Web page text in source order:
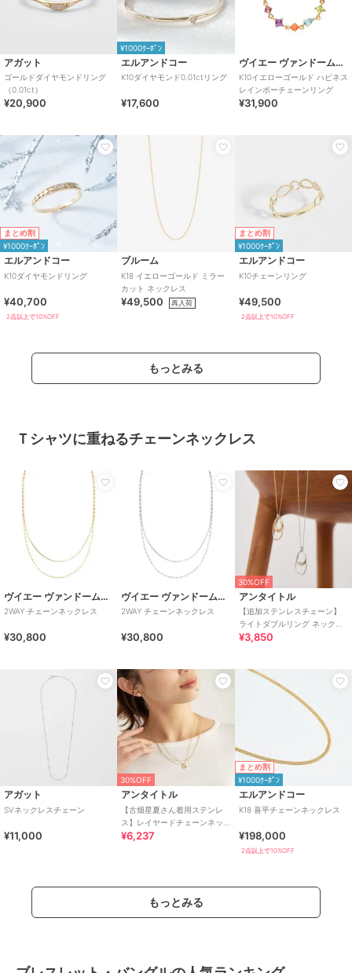
アガット
ゴールドダイヤモンドリング
（0.01ct）
¥20,900
¥1000ｸｰﾎﾟﾝ
エルアンドコー
K10ダイヤモンド0.01ctリング
¥17,600
ヴイエー ヴァンドーム青山
K10イエローゴールド ハピネス
レインボーチェーンリング
¥31,900
まとめ割
¥1000ｸｰﾎﾟﾝ
エルアンドコー
K10ダイヤモンドリング
¥40,700
2点以上で10%OFF
ブルーム
K18 イエローゴールド ミラー
カット ネックレス
¥49,500 再入荷
まとめ割
¥1000ｸｰﾎﾟﾝ
エルアンドコー
K10チェーンリング
¥49,500
2点以上で10%OFF
もっとみる
Ｔシャツに重ねるチェーンネックレス
ヴイエー ヴァンドーム青山
2WAY チェーンネックレス
¥30,800
ヴイエー ヴァンドーム青山
2WAY チェーンネックレス
¥30,800
30%OFF
アンタイトル
【追加ステンレスチェーン】
ライトダブルリング ネックレ
ス
¥3,850
アガット
SVネックレスチェーン
¥11,000
30%OFF
アンタイトル
【古畑星夏さん着用ステンレ
ス】レイヤードチェーンネッ
クレス
¥6,237
まとめ割
¥1000ｸｰﾎﾟﾝ
エルアンドコー
K18 喜平チェーンネックレス
¥198,000
2点以上で10%OFF
もっとみる